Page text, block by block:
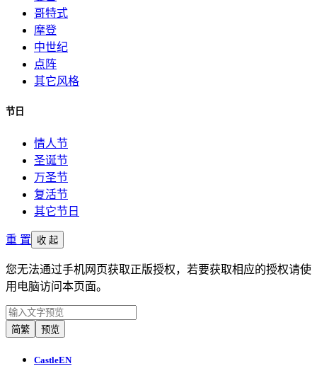
哥特式
摩登
中世纪
点阵
其它风格
节日
情人节
圣诞节
万圣节
复活节
其它节日
重 置 收 起
您无法通过手机网页获取正版授权，若要获取相应的授权请使
用电脑访问本页面。
简繁 预览
CastleEN